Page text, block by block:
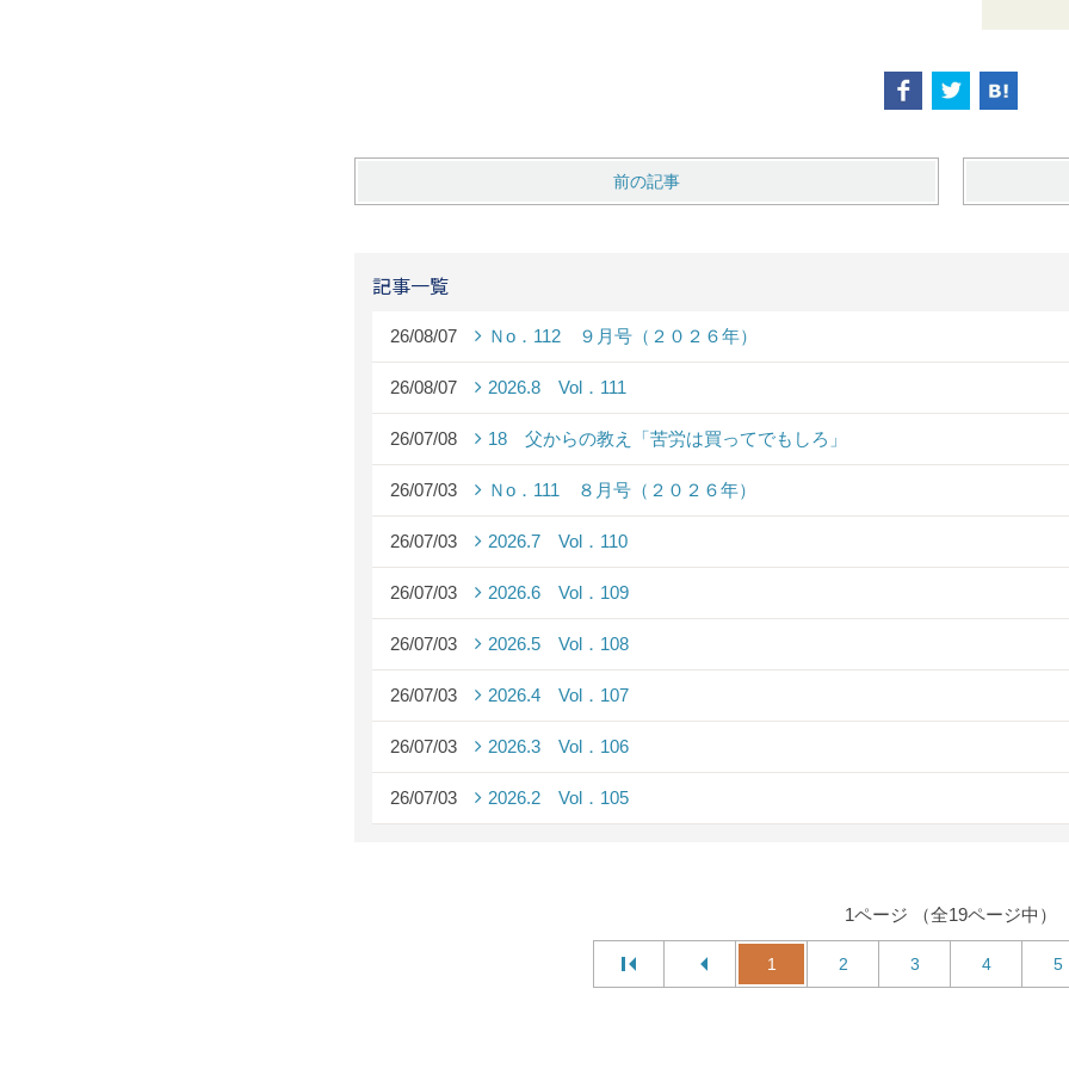
前の記事
記事一覧
26/08/07 Ｎo．112 ９月号（２０２６年）
26/08/07 2026.8 Vol．111
26/07/08 18 父からの教え「苦労は買ってでもしろ」
26/07/03 Ｎo．111 ８月号（２０２６年）
26/07/03 2026.7 Vol．110
26/07/03 2026.6 Vol．109
26/07/03 2026.5 Vol．108
26/07/03 2026.4 Vol．107
26/07/03 2026.3 Vol．106
26/07/03 2026.2 Vol．105
1ページ （全19ページ中）
1 2 3 4 5